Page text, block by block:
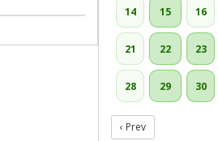
14 15 16
21 22 23
28 29 30
‹ Prev